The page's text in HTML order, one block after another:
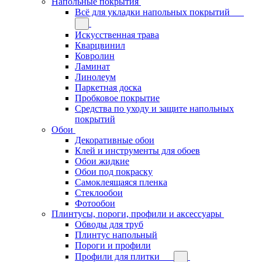
Всё для укладки напольных покрытий
Искусственная трава
Кварцвинил
Ковролин
Ламинат
Линолеум
Паркетная доска
Пробковое покрытие
Средства по уходу и защите напольных
покрытий
Обои
Декоративные обои
Клей и инструменты для обоев
Обои жидкие
Обои под покраску
Самоклеящаяся пленка
Стеклообои
Фотообои
Плинтусы, пороги, профили и аксессуары
Обводы для труб
Плинтус напольный
Пороги и профили
Профили для плитки